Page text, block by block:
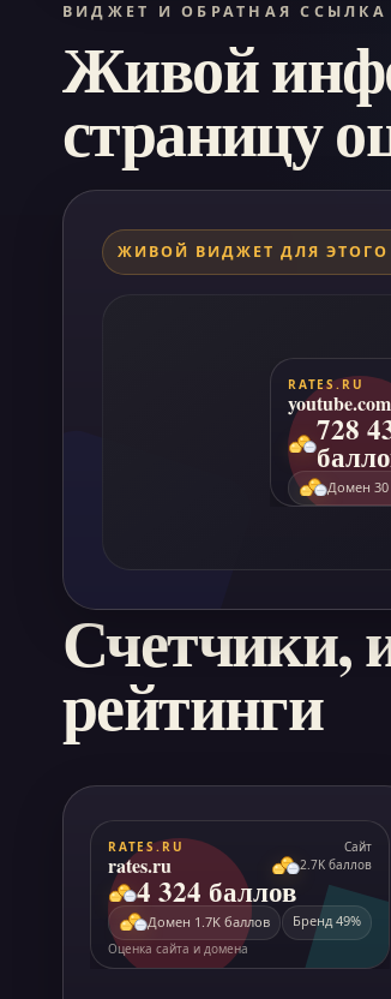
ВИДЖЕТ И ОБРАТНАЯ ССЫЛКА
Живой
страницу
ЖИВОЙ ВИДЖЕТ ДЛЯ ЭТОГО
Счетчики,
рейтинги